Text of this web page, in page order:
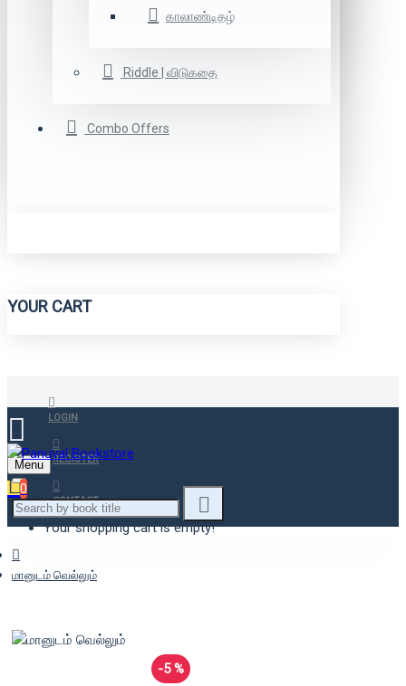
காலாண்டிதழ்
Riddle | விடுகதை
Combo Offers
YOUR CART
LOGIN
REGISTER
CONTACT
Menu
0
Your shopping cart is empty!
மானுடம் வெல்லும்
-5 %